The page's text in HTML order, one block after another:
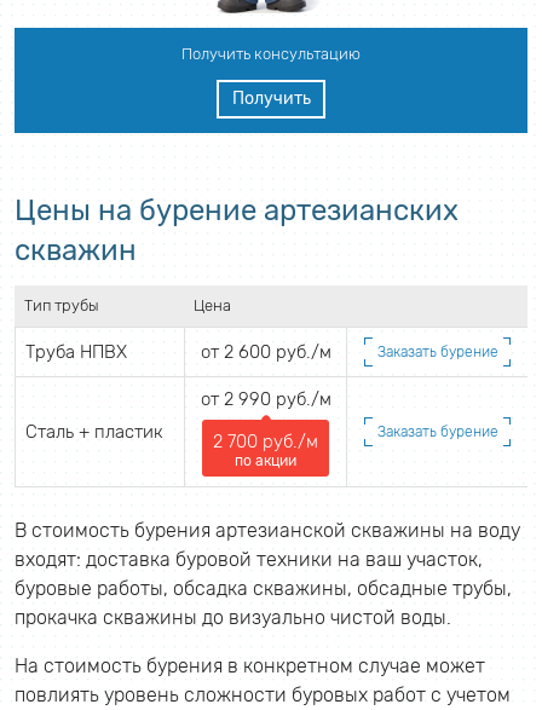
Получить консультацию
Получить
Цены на бурение артезианских
скважин
Тип трубы Цена
Труба НПВХ от 2 600 руб./м Заказать бурение
Сталь + пластик
от 2 990 руб./м
2 700 руб./м
по акции
Заказать бурение
В стоимость бурения артезианской скважины на воду
входят: доставка буровой техники на ваш участок,
буровые работы, обсадка скважины, обсадные трубы,
прокачка скважины до визуально чистой воды.
На стоимость бурения в конкретном случае может
повлиять уровень сложности буровых работ с учетом